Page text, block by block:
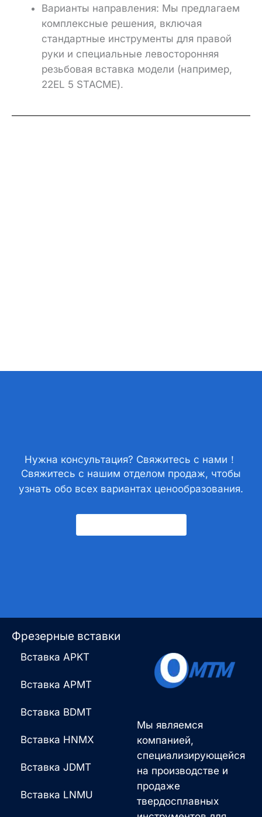
Варианты направления: Мы предлагаем
комплексные решения, включая
стандартные инструменты для правой
руки и специальные левосторонняя
резьбовая вставка модели (например,
22EL 5 STACME).
Нужна консультация? Свяжитесь с нами！
Свяжитесь с нашим отделом продаж, чтобы
узнать обо всех вариантах ценообразования.
Мы являемся
компанией,
специализирующейся
на производстве и
продаже
твердосплавных
Фрезерные вставки
Вставка APKT
Вставка APMT
Вставка BDMT
Вставка HNMX
Вставка JDMT
Вставка LNMU